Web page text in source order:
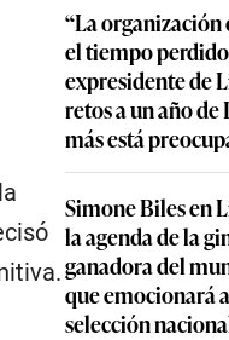
“La
el tiempo
expresidente de
retos a un año de
más está
Simone Biles en
la agenda de la
ganadora del
que emocionará
selección